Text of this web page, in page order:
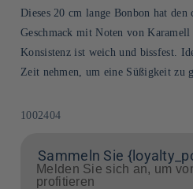
Dieses 20 cm lange Bonbon hat den
Geschmack mit Noten von Karamell
Konsistenz ist weich und bissfest.
Zeit nehmen, um eine Süßigkeit zu
SKU:
1002404
Sammeln Sie
Melden Sie sich an, um
profitieren